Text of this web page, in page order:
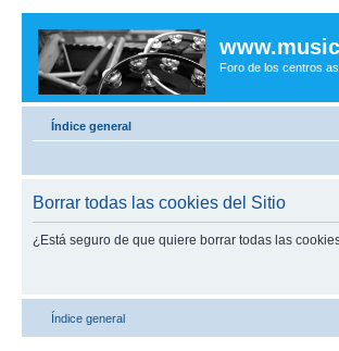
Foro de los centros
Índice general
Borrar todas las cookies del Sitio
¿Está seguro de que quiere borrar todas las
Índice general